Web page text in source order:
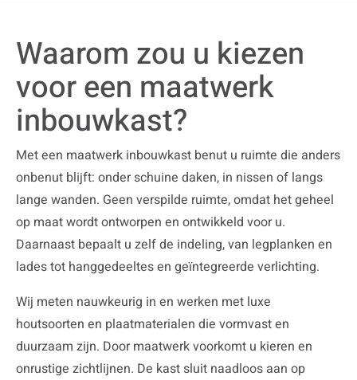
Waarom zou u kiezen
voor een maatwerk
inbouwkast?
Met een maatwerk inbouwkast benut u ruimte die anders
onbenut blijft: onder schuine daken, in nissen of langs
lange wanden. Geen verspilde ruimte, omdat het geheel
op maat wordt ontworpen en ontwikkeld voor u.
Daarnaast bepaalt u zelf de indeling, van legplanken en
lades tot hanggedeeltes en geïntegreerde verlichting.
Wij meten nauwkeurig in en werken met luxe
houtsoorten en plaatmaterialen die vormvast en
duurzaam zijn. Door maatwerk voorkomt u kieren en
onrustige zichtlijnen. De kast sluit naadloos aan op